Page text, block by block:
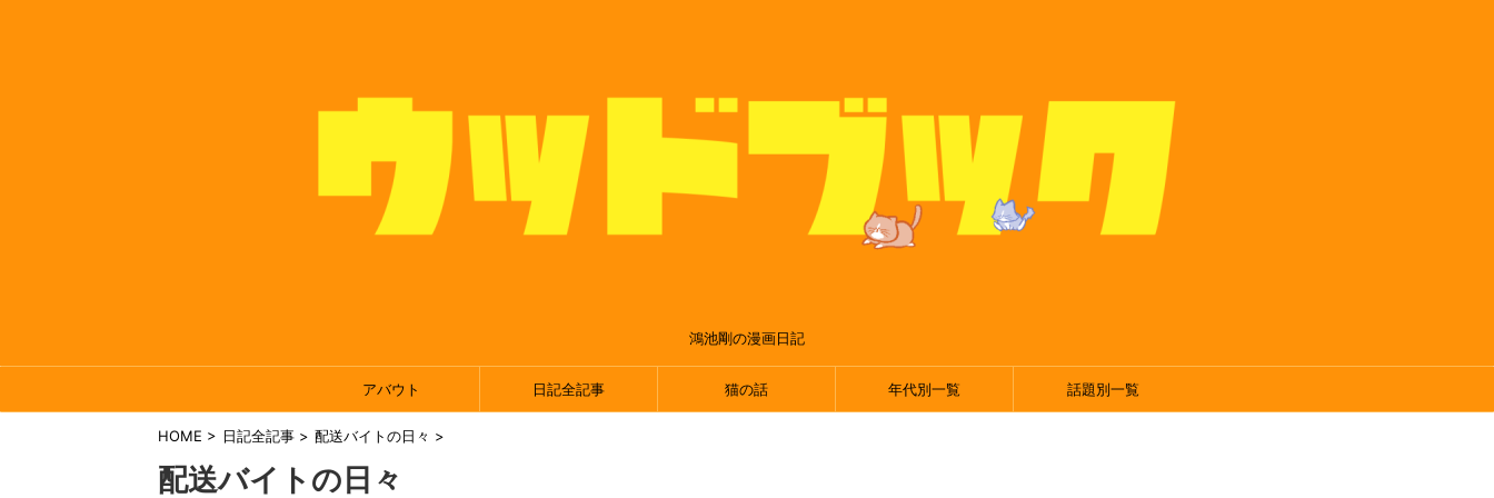
鴻池剛の漫画日記
アバウト 日記全記事 猫の話 年代別一覧 話題別一覧
HOME > 日記全記事 > 配送バイトの日々 >
配送バイトの日々